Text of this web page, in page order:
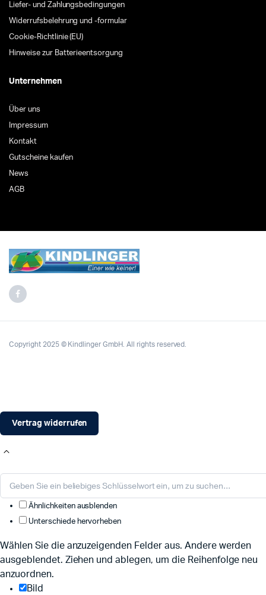
Liefer- und Zahlungsbedingungen
Widerrufsbelehrung und -formular
Cookie-Richtlinie (EU)
Hinweise zur Batterieentsorgung
Unternehmen
Über uns
Impressum
Kontakt
Gutscheine kaufen
News
AGB
Copyright 2025 © Kindlinger GmbH. All rights reserved.
Vertrag widerrufen
Ähnlichkeiten ausblenden
Unterschiede hervorheben
Wählen Sie die anzuzeigenden Felder aus. Andere werden
ausgeblendet. Ziehen und ablegen, um die Reihenfolge neu
anzuordnen.
Bild